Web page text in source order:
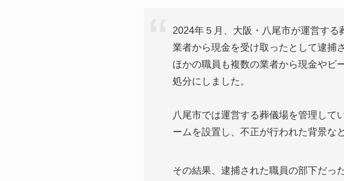
2024年５月、大阪・八尾市が運営す
業者から現金を受け取ったとして逮捕
ほかの職員も複数の業者から現金やビ
処分にしました。
八尾市では運営する葬儀場を管理して
ームを設置し、不正が行われた背景な
その結果、逮捕された職員の部下だっ